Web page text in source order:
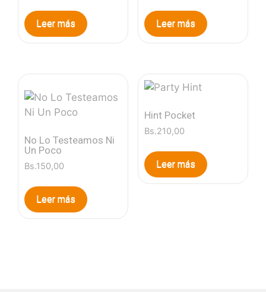
Leer más Leer más
No Lo Testeamos Ni
Un Poco
Bs.150,00
Leer más
Hint Pocket
Bs.210,00
Leer más